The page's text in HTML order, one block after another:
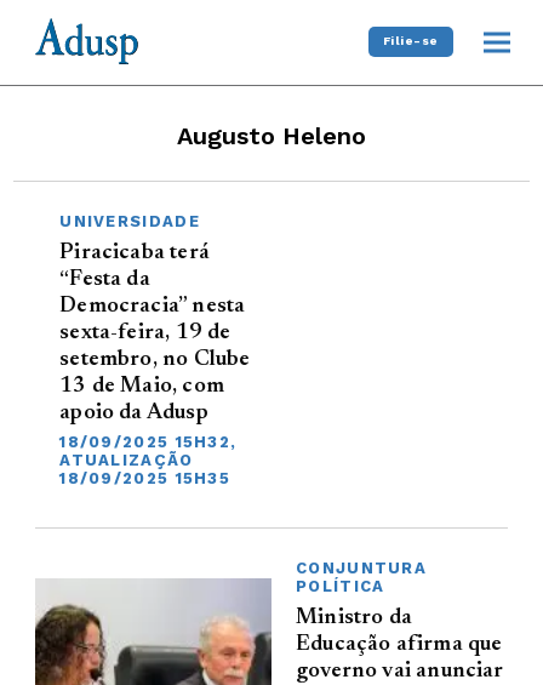
Filie-se
Augusto Heleno
UNIVERSIDADE
Piracicaba terá
“Festa da
Democracia” nesta
sexta-feira, 19 de
setembro, no Clube
13 de Maio, com
apoio da Adusp
18/09/2025 15H32,
ATUALIZAÇÃO
18/09/2025 15H35
CONJUNTURA
POLÍTICA
Ministro da
Educação afirma que
governo vai anunciar